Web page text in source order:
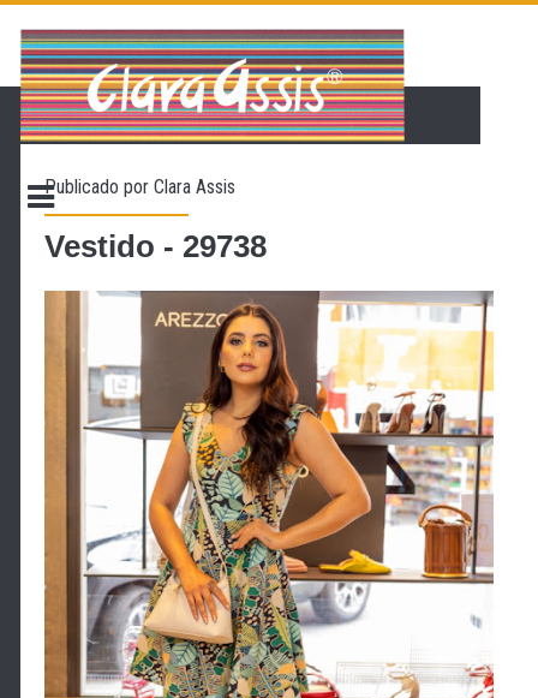
PÁGINA INICIAL
LOJA VIRTUAL
CONTATO
PROMOÇÃO
Publicado porClara Assis
Vestido - 29738